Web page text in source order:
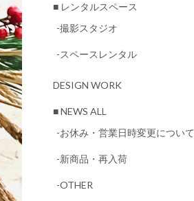
■ レンタルスペース
-撮影スタジオ
-スペースレンタル
DESIGN WORK
■ NEWS ALL
-お休み・営業日時変更について
-新商品・再入荷
-OTHER